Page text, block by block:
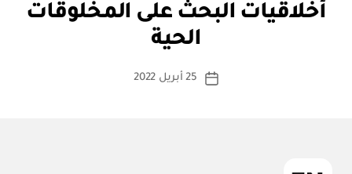
أخلاقيات البحث على المخلوقات
الحية
كاتب
بو
ة
تاريخ
25 أبريل 2022